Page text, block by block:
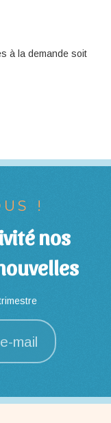
à la demande soit
!
nos
mail